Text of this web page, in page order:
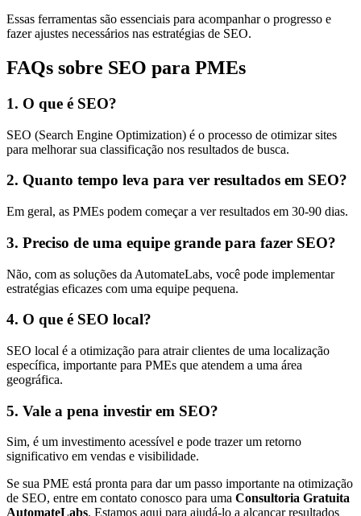
Essas ferramentas são essenciais para acompanhar o progresso e
fazer ajustes necessários nas estratégias de SEO.
FAQs sobre SEO para PMEs
1. O que é SEO?
SEO (Search Engine Optimization) é o processo de otimizar sites
para melhorar sua classificação nos resultados de busca.
2. Quanto tempo leva para ver resultados em SEO?
Em geral, as PMEs podem começar a ver resultados em 30-90 dias.
3. Preciso de uma equipe grande para fazer SEO?
Não, com as soluções da AutomateLabs, você pode implementar
estratégias eficazes com uma equipe pequena.
4. O que é SEO local?
SEO local é a otimização para atrair clientes de uma localização
específica, importante para PMEs que atendem a uma área
geográfica.
5. Vale a pena investir em SEO?
Sim, é um investimento acessível e pode trazer um retorno
significativo em vendas e visibilidade.
Se sua PME está pronta para dar um passo importante na otimização
de SEO, entre em contato conosco para uma Consultoria Gratuita
AutomateLabs. Estamos aqui para ajudá-lo a alcançar resultados